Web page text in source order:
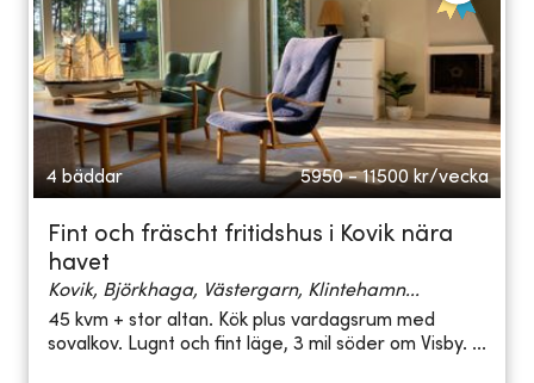
4 bäddar 5950 - 11500 kr/vecka
Fint och fräscht fritidshus i Kovik nära
havet
Kovik, Björkhaga, Västergarn, Klintehamn...
45 kvm + stor altan. Kök plus vardagsrum med
sovalkov. Lugnt och fint läge, 3 mil söder om Visby. ...